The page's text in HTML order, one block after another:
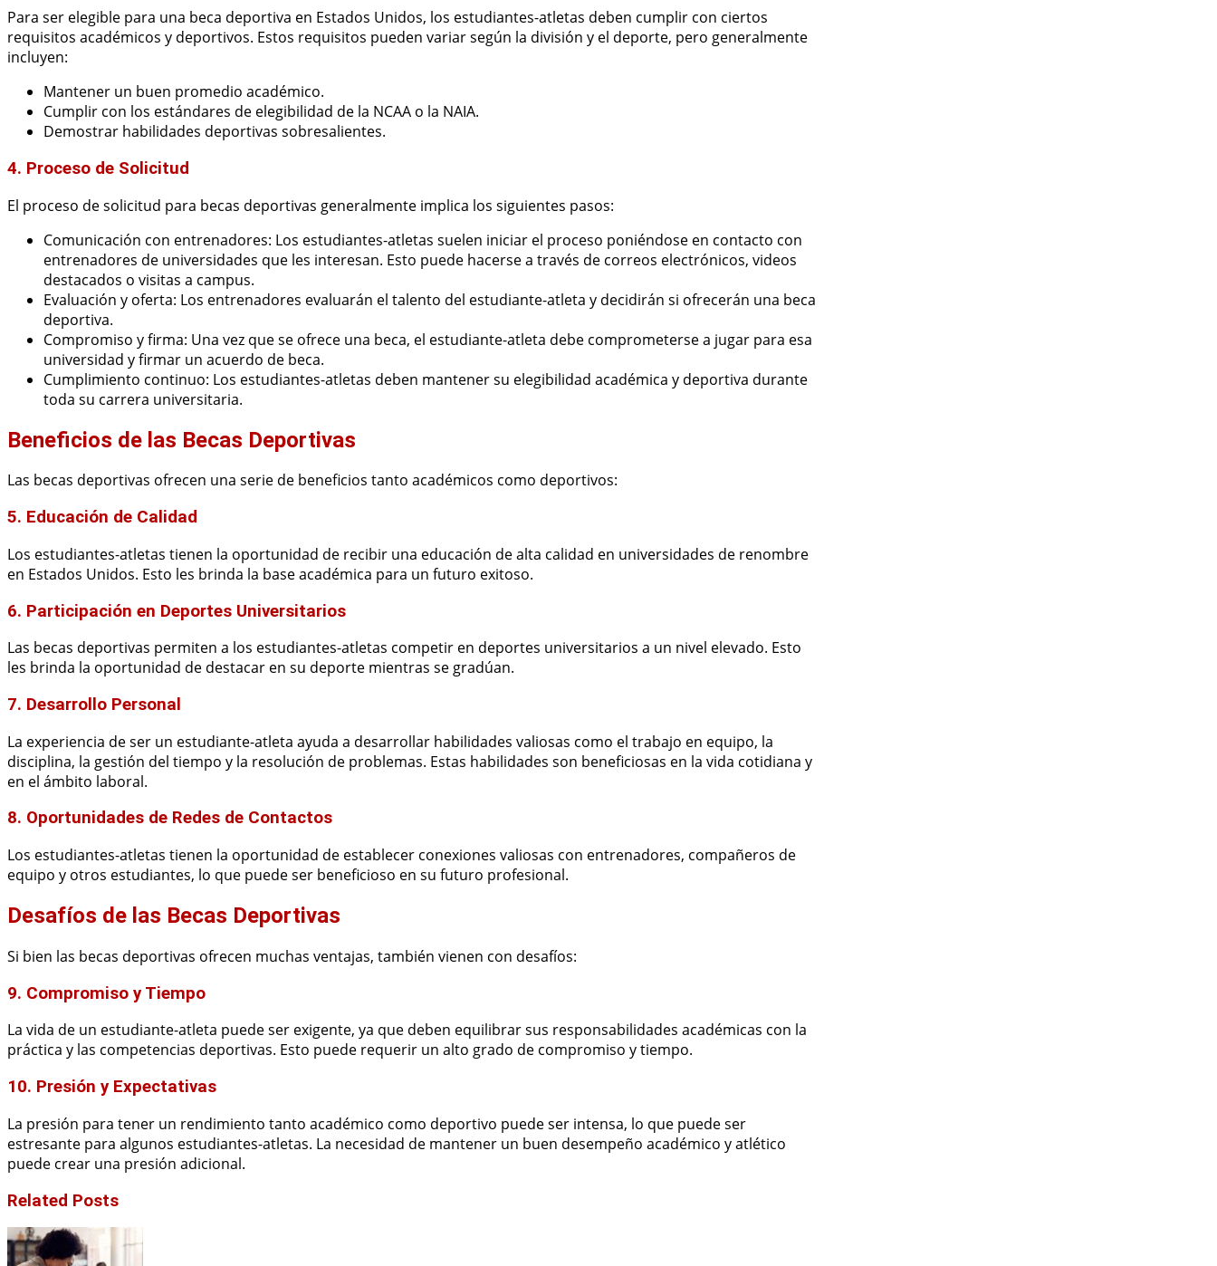
Para ser elegible para una beca deportiva en Estados Unidos, los estudiantes-atletas deben cumplir con ciertos
requisitos académicos y deportivos. Estos requisitos pueden variar según la división y el deporte, pero generalmente
incluyen:
Mantener un buen promedio académico.
Cumplir con los estándares de elegibilidad de la NCAA o la NAIA.
Demostrar habilidades deportivas sobresalientes.
4. Proceso de Solicitud
El proceso de solicitud para becas deportivas generalmente implica los siguientes pasos:
Comunicación con entrenadores: Los estudiantes-atletas suelen iniciar el proceso poniéndose en contacto con
entrenadores de universidades que les interesan. Esto puede hacerse a través de correos electrónicos, videos
destacados o visitas a campus.
Evaluación y oferta: Los entrenadores evaluarán el talento del estudiante-atleta y decidirán si ofrecerán una beca
deportiva.
Compromiso y firma: Una vez que se ofrece una beca, el estudiante-atleta debe comprometerse a jugar para esa
universidad y firmar un acuerdo de beca.
Cumplimiento continuo: Los estudiantes-atletas deben mantener su elegibilidad académica y deportiva durante
toda su carrera universitaria.
Beneficios de las Becas Deportivas
Las becas deportivas ofrecen una serie de beneficios tanto académicos como deportivos:
5. Educación de Calidad
Los estudiantes-atletas tienen la oportunidad de recibir una educación de alta calidad en universidades de renombre
en Estados Unidos. Esto les brinda la base académica para un futuro exitoso.
6. Participación en Deportes Universitarios
Las becas deportivas permiten a los estudiantes-atletas competir en deportes universitarios a un nivel elevado. Esto
les brinda la oportunidad de destacar en su deporte mientras se gradúan.
7. Desarrollo Personal
La experiencia de ser un estudiante-atleta ayuda a desarrollar habilidades valiosas como el trabajo en equipo, la
disciplina, la gestión del tiempo y la resolución de problemas. Estas habilidades son beneficiosas en la vida cotidiana y
en el ámbito laboral.
8. Oportunidades de Redes de Contactos
Los estudiantes-atletas tienen la oportunidad de establecer conexiones valiosas con entrenadores, compañeros de
equipo y otros estudiantes, lo que puede ser beneficioso en su futuro profesional.
Desafíos de las Becas Deportivas
Si bien las becas deportivas ofrecen muchas ventajas, también vienen con desafíos:
9. Compromiso y Tiempo
La vida de un estudiante-atleta puede ser exigente, ya que deben equilibrar sus responsabilidades académicas con la
práctica y las competencias deportivas. Esto puede requerir un alto grado de compromiso y tiempo.
10. Presión y Expectativas
La presión para tener un rendimiento tanto académico como deportivo puede ser intensa, lo que puede ser
estresante para algunos estudiantes-atletas. La necesidad de mantener un buen desempeño académico y atlético
puede crear una presión adicional.
Related Posts